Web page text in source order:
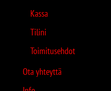
Kassa
Tilini
Toimitusehdot
Ota yhteyttä